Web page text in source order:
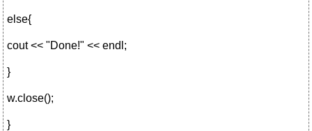
else{
cout << "Done!" << endl;
}
w.close();
}